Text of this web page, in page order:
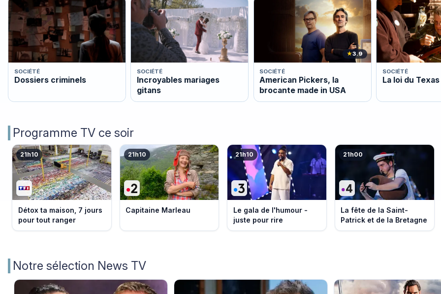
SOCIÉTÉ
Dossiers criminels
SOCIÉTÉ
Incroyables mariages
gitans
★3.9
SOCIÉTÉ
American Pickers, la
brocante made in USA
SOCIÉTÉ
La loi du Texas
Programme TV ce soir
21h10
Détox ta maison, 7 jours
pour tout ranger
21h10
Capitaine Marleau
21h10
Le gala de l'humour -
juste pour rire
21h00
La fête de la Saint-
Patrick et de la Bretagne
Notre sélection News TV